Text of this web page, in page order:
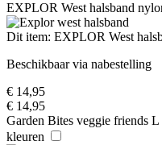
EXPLOR West halsband
Dit item: EXPLOR West
Beschikbaar via nabestelling
€ 14,95
€ 14,95
Garden Bites veggie friends
kleuren